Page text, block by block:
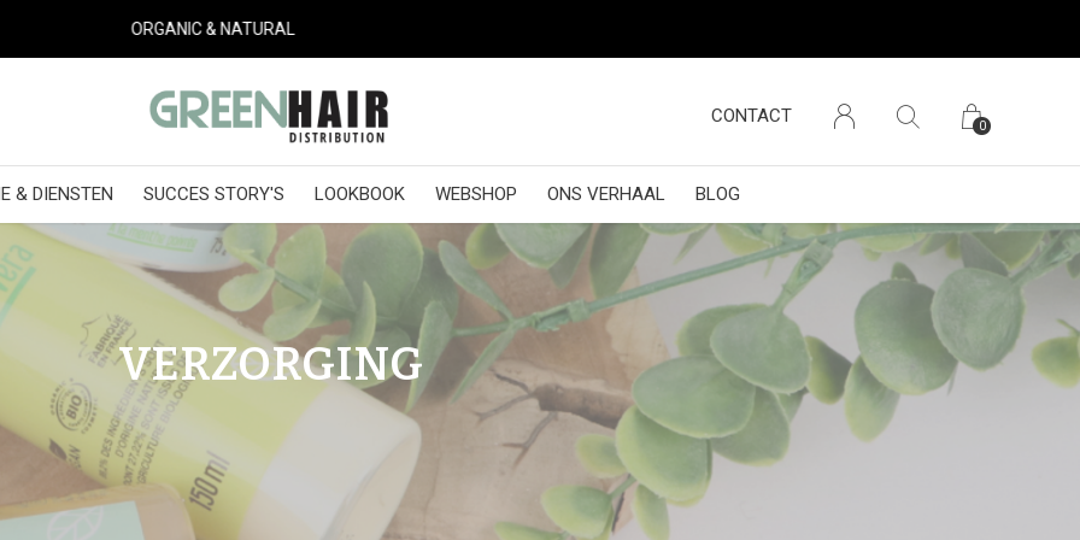
& DIENSTEN SUCCES STORY'S LOOKBOOK WEBSHOP ONS VERHAAL BLOG
CONTACT 0
100% GREENWASH FREE
VERZORGING